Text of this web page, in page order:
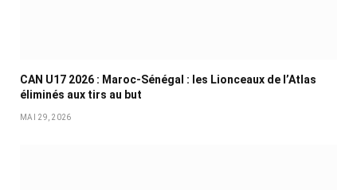
CAN U17 2026 : Maroc-Sénégal : les Lionceaux de l’Atlas
éliminés aux tirs au but
MAI 29, 2026